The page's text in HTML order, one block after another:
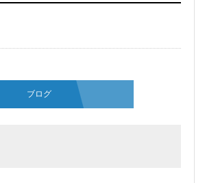
ブログ